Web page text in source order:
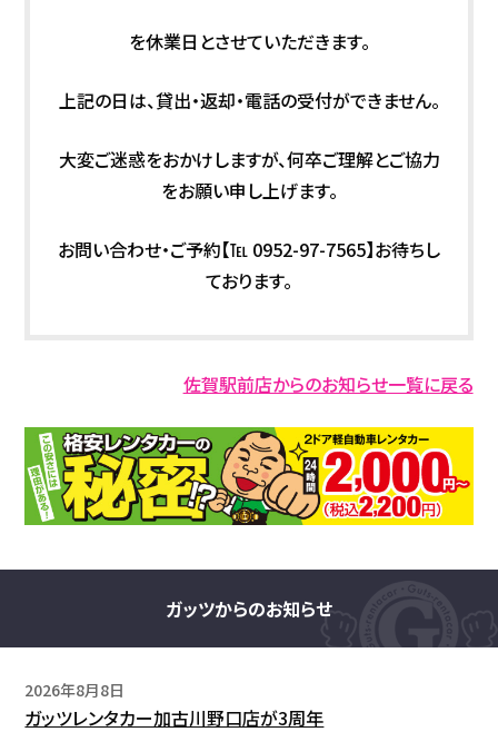
を休業日とさせていただきます。
上記の日は、貸出・返却・電話の受付ができません。
大変ご迷惑をおかけしますが、何卒ご理解とご協力
をお願い申し上げます。
お問い合わせ・ご予約【℡ 0952-97-7565】お待ちし
ております。
佐賀駅前店からのお知らせ一覧に戻る
ガッツからのお知らせ
2026年8月8日
ガッツレンタカー加古川野口店が3周年